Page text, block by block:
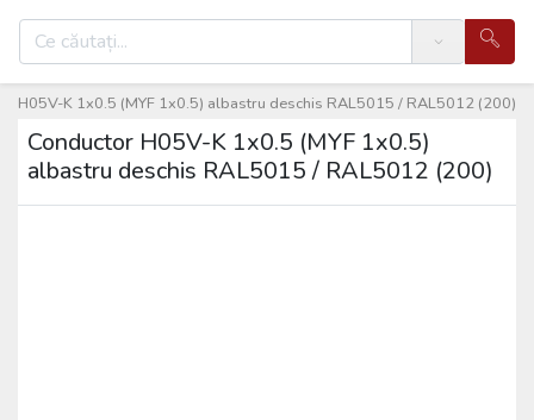
Search
H05V-K 1x0.5 (MYF 1x0.5) albastru deschis RAL5015 / RAL5012 (200)
Conductor H05V-K 1x0.5 (MYF 1x0.5)
albastru deschis RAL5015 / RAL5012 (200)